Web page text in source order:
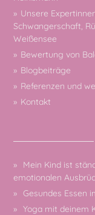
Unsere
Schwangerschaft,
Weißensee
Bewertung von
Blogbeiträge
Referenzen und
Kontakt
Mein Kind ist
emotionalen
Gesundes Essen
Yoga mit deinem